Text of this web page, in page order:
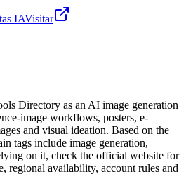
IAVisitar
Directory as an AI image generation
image workflows, posters, e-
and visual ideation. Based on the
tags include image generation,
on it, check the official website for
regional availability, account rules and